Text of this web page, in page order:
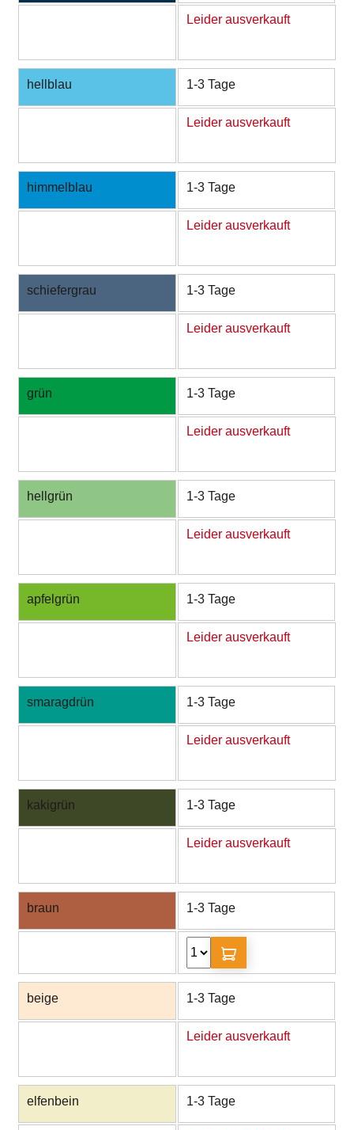
Leider ausverkauft
hellblau 1-3 Tage
Leider ausverkauft
himmelblau 1-3 Tage
Leider ausverkauft
schiefergrau 1-3 Tage
Leider ausverkauft
grün 1-3 Tage
Leider ausverkauft
hellgrün 1-3 Tage
Leider ausverkauft
apfelgrün 1-3 Tage
Leider ausverkauft
smaragdrün 1-3 Tage
Leider ausverkauft
kakigrün 1-3 Tage
Leider ausverkauft
braun 1-3 Tage
beige 1-3 Tage
Leider ausverkauft
elfenbein 1-3 Tage